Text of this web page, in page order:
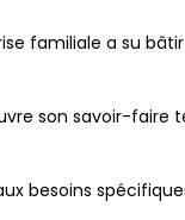
familiale a su
son savoir-faire
besoins